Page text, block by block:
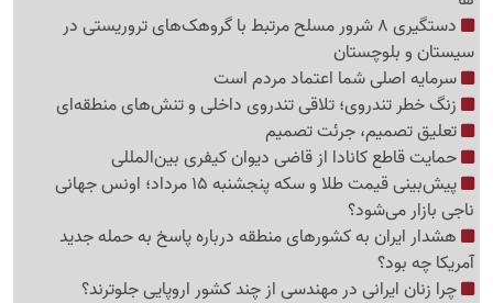
دستگیری 8 شرور مسلح مرتبط با گروهک‌های تروریستی در
سیستان و بلوچستان
سرمایه اصلی شما اعتماد مردم است
زنگ خطر تندروی؛ تلاقی تندروی داخلی و تنش‌های منطقه‌ای
تعلیق تصمیم، جرئت تصمیم
حمایت قاطع کانادا از قاضی دیوان کیفری بین‌المللی
پیش‌بینی قیمت طلا و سکه پنجشنبه 15 مرداد؛ اونس جهانی
ناجی بازار می‌شود؟
هشدار ایران به کشورهای منطقه درباره پاسخ به حمله جدید
آمریکا چه بود؟
چرا زنان ایرانی در مهندسی از چند کشور اروپایی جلوترند؟